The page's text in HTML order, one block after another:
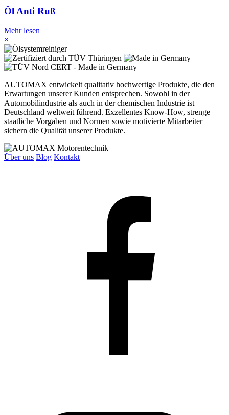
Öl Anti Ruß
Mehr lesen
×
AUTOMAX entwickelt qualitativ hochwertige Produkte, die den
Erwartungen unserer Kunden entsprechen. Sowohl in der
Automobilindustrie als auch in der chemischen Industrie ist
Deutschland weltweit führend. Exzellentes Know-How, strenge
staatliche Vorgaben und Normen sowie motivierte Mitarbeiter
sichern die Qualität unserer Produkte.
Über uns Blog Kontakt